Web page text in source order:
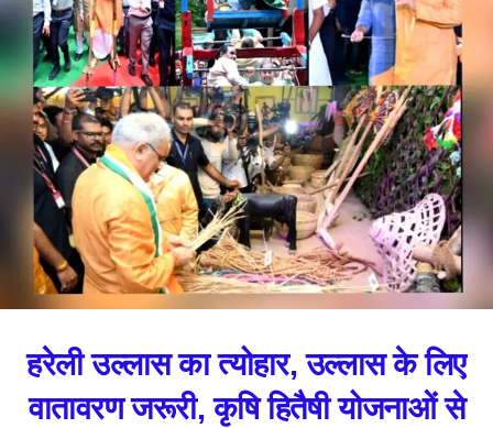
हरेली उल्लास का त्योहार, उल्लास के लिए
वातावरण जरूरी, कृषि हितैषी योजनाओं से